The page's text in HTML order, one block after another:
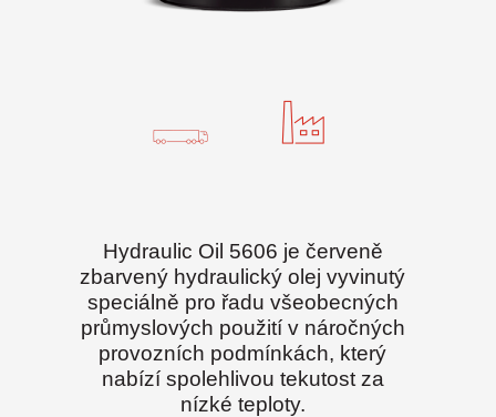
Hydraulic Oil 5606 je červeně
zbarvený hydraulický olej vyvinutý
speciálně pro řadu všeobecných
průmyslových použití v náročných
provozních podmínkách, který
nabízí spolehlivou tekutost za
nízké teploty.